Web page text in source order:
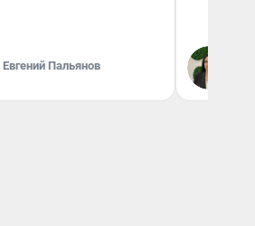
Евгений Пальянов